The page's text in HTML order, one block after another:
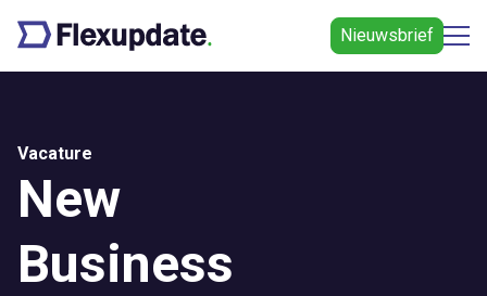
Nieuwsbrief
Vacature
New
Business